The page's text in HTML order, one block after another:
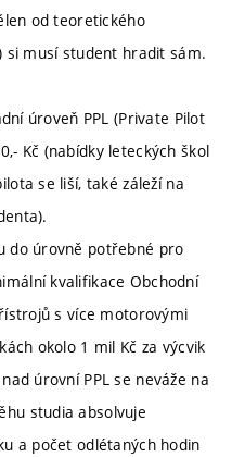
od teoretického
si musí student hradit sám.
úroveň PPL (Private Pilot
Kč (nabídky leteckých škol
se liší, také záleží na
do úrovně potřebné pro
kvalifikace Obchodní
s více motorovými
okolo 1 mil Kč za výcvik
úrovní PPL se neváže na
studia absolvuje
a počet odlétaných hodin